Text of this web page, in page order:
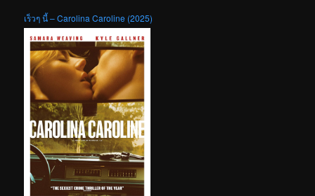
เร็วๆ นี้ – Carolina Caroline (2025)